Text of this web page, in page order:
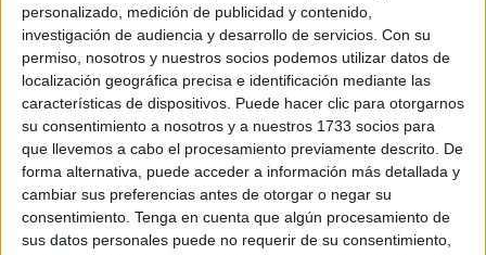
personalizado, medición de publicidad y contenido,
investigación de audiencia y desarrollo de servicios. Con su
permiso, nosotros y nuestros socios podemos utilizar datos de
localización geográfica precisa e identificación mediante las
características de dispositivos. Puede hacer clic para otorgarnos
su consentimiento a nosotros y a nuestros 1733 socios para
que llevemos a cabo el procesamiento previamente descrito. De
forma alternativa, puede acceder a información más detallada y
cambiar sus preferencias antes de otorgar o negar su
consentimiento. Tenga en cuenta que algún procesamiento de
sus datos personales puede no requerir de su consentimiento,
vinculara al mismo ninguna relación de confianza ni de
amistad, sino únicamente, por haber sido el mismo muy
conocido en la ciudad ceutí por su intensa actividad
literaria, periodística y cultural, concretamente, en el
“Centro Cultural de los Ejércitos Manuel Alonso Alcalde”,
que lleva su propio nombre en su cariñoso recuerdo.
Recitando poemas en el mismo, a pesar de su menguada
talla y de su figura física más bien menuda, se crecía como
un gigante y hacía vibrar y ponerle los bellos de punta a